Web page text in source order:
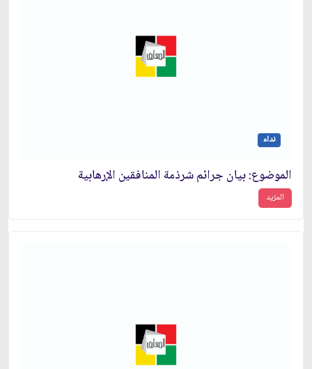
نداء
الموضوع: بيان جرائم شرذمة المنافقين الإرهابية
المزيد